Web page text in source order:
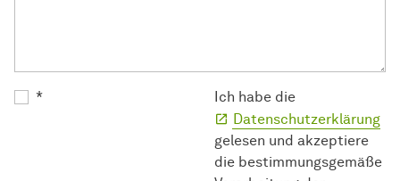
*
Ich habe die
Datenschutzerklärung
gelesen und akzeptiere
die bestimmungsgemäße